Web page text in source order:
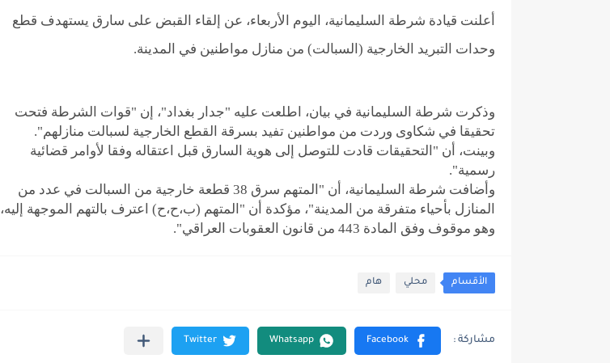
أعلنت قيادة شرطة السليمانية، اليوم الأربعاء، عن إلقاء القبض على سارق يستهدف قطع
وحدات التبريد الخارجية (السبالت) من منازل مواطنين في المدينة.
وذكرت شرطة السليمانية في بيان، اطلعت عليه "جدار بغداد"، إن "قوات الشرطة فتحت
تحقيقا في شكاوى وردت من مواطنين تفيد بسرقة القطع الخارجية لسبالت منازلهم".
وبينت، أن "التحقيقات قادت للتوصل إلى هوية السارق قبل اعتقاله وفقا لأوامر قضائية
رسمية".
وأضافت شرطة السليمانية، أن "المتهم سرق 38 قطعة خارجية من السبالت في عدد من
المنازل بأحياء متفرقة من المدينة"، مؤكدة أن "المتهم (ب،ح،ح) اعترف بالتهم الموجهة إليه،
وهو موقوف وفق المادة 443 من قانون العقوبات العراقي".
الأقسام محلي هام